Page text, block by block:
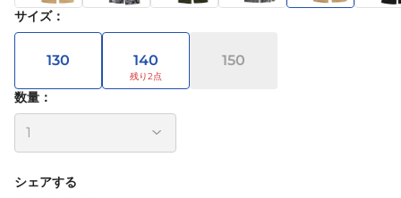
サイズ：
130 140 150
数量：
シェアする